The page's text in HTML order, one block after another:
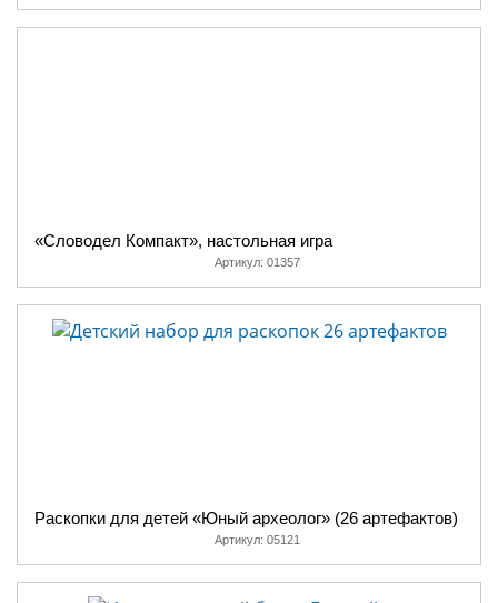
«Словодел Компакт», настольная игра
Артикул: 01357
Раскопки для детей «Юный археолог» (26 артефактов)
Артикул: 05121